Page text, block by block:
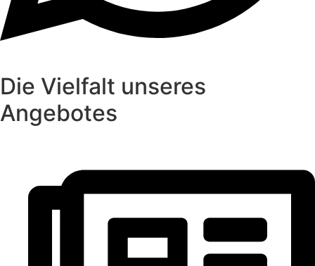
Die Vielfalt unseres
Angebotes